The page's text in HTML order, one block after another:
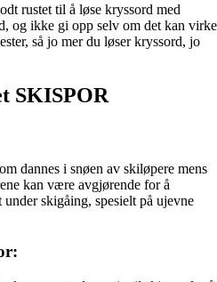
rustet til å løse kryssord med
og ikke gi opp selv om det kan virke
så jo mer du løser kryssord, jo
SKISPOR
dannes i snøen av skiløpere mens
kan være avgjørende for å
skigåing, spesielt på ujevne